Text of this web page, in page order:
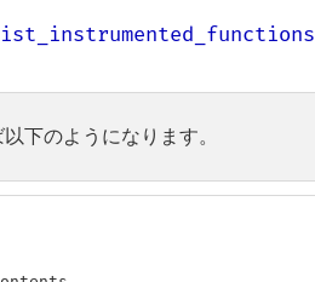
下のようになります。